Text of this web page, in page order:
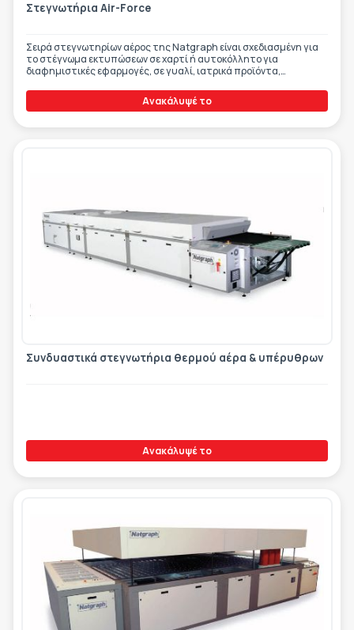
ΒΟΗΘΗΤΙΚΌΣ ΕΞΟΠΛΙΣΜΌΣ
ΚΑΤΑ ΠΑΡΑΓΓΕΛΊΑ
ΜΕΤΑΧΕΙΡΙΣΜΈΝΑ
ΕΤΙΚΈΤΑ - ΕΎΚΑΜΠΤΗ ΣΥΣΚΕΥΑΣΊΑ
ΤΕΧΝΙΚΆ ΣΧΈΔΙΑ
Στεγνωτήρια Air-Force
Σειρά στεγνωτηρίων αέρος της Natgraph είναι σχεδιασμένη για
το στέγνωμα εκτυπώσεων σε χαρτί ή αυτοκόλλητο για
διαφημιστικές εφαρμογές, σε γυαλί, ιατρικά προϊόντα,
Ανακάλυψέ το
Συνδυαστικά στεγνωτήρια θερμού αέρα & υπέρυθρων
Ανακάλυψέ το